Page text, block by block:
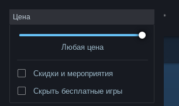
Войти
Сообщество
Цена
Любая цена
Скидки и мероприятия
Скрыть бесплатные игры
Разработчик: Saluda Systems